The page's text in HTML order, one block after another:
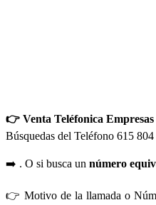
👉 Venta Teléfonica
Búsquedas del Teléfono 615
➡️ . O si busca un número
👉 Motivo de la llamada o